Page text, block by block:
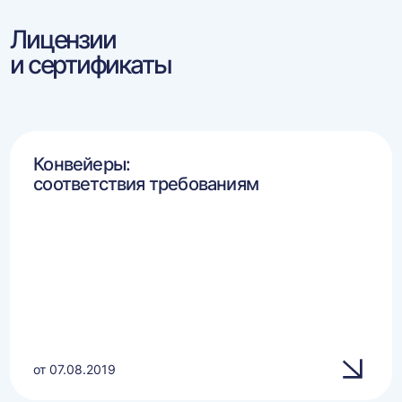
Лицензии
и сертификаты
Конвейеры:
соответствия требованиям
от 07.08.2019